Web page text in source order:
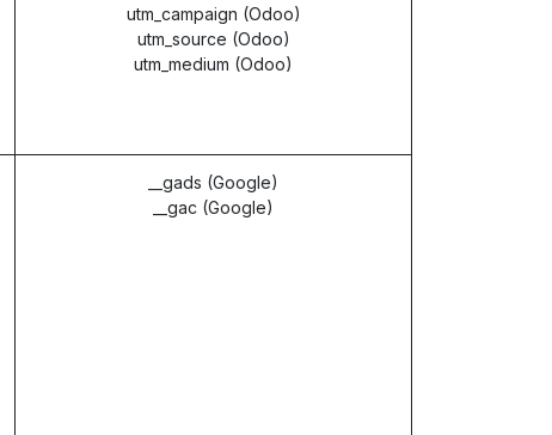
utm_campaign (Odoo)
utm_source (Odoo)
utm_medium (Odoo)
__gads (Google)
__gac (Google)